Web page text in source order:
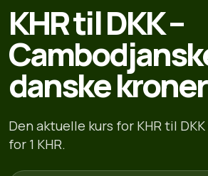
KHR til DKK –
danske kroner
Den aktuelle kurs for KHR til DKK
for 1 KHR.